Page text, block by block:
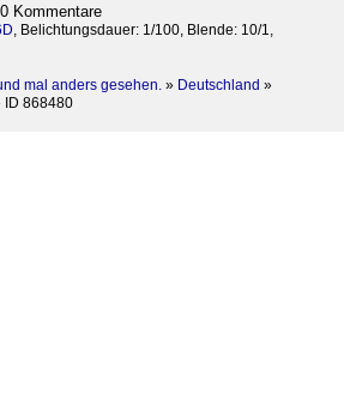
Kommentare
, Belichtungsdauer: 1/100, Blende: 10/1,
mal anders gesehen. » Deutschland »
ID 868480